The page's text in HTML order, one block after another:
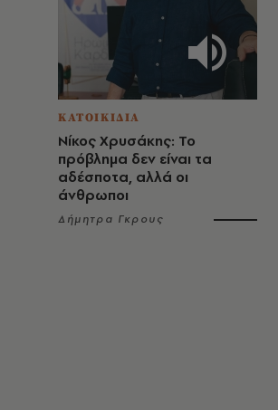
ΚΑΤΟΙΚΙΔΙΑ
Νίκος Χρυσάκης: Το
πρόβλημα δεν είναι τα
αδέσποτα, αλλά οι
άνθρωποι
Δήμητρα Γκρους